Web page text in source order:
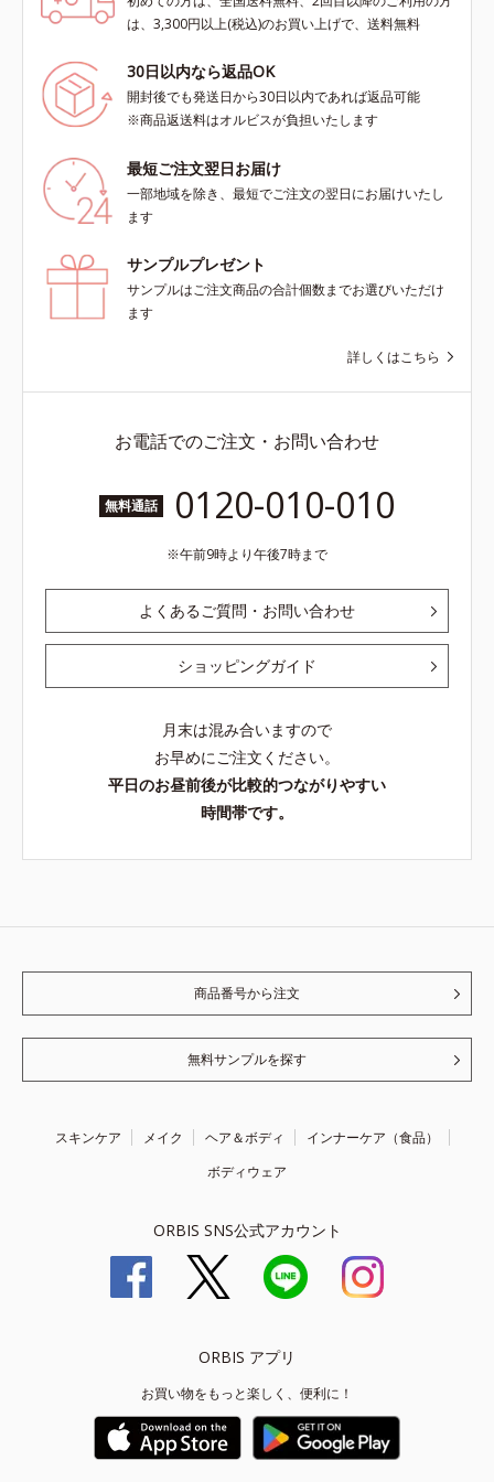
は、3,300円以上(税込)のお買い上げで、送料無料
30日以内なら返品OK
開封後でも発送日から30日以内であれば返品可能
※商品返送料はオルビスが負担いたします
最短ご注文翌日お届け
一部地域を除き、最短でご注文の翌日にお届けいたし
ます
サンプルプレゼント
サンプルはご注文商品の合計個数までお選びいただけ
ます
詳しくはこちら
お電話でのご注文・お問い合わせ
無料通話 0120-010-010
午前9時より午後7時まで
よくあるご質問・お問い合わせ
ショッピングガイド
月末は混み合いますので
お早めにご注文ください。
平日のお昼前後が比較的つながりやすい
時間帯です。
商品番号から注文
無料サンプルを探す
スキンケア メイク ヘア＆ボディ
インナーケア（食品）
ボディウェア
ORBIS SNS公式アカウント
ORBIS アプリ
お買い物をもっと楽しく、便利に！